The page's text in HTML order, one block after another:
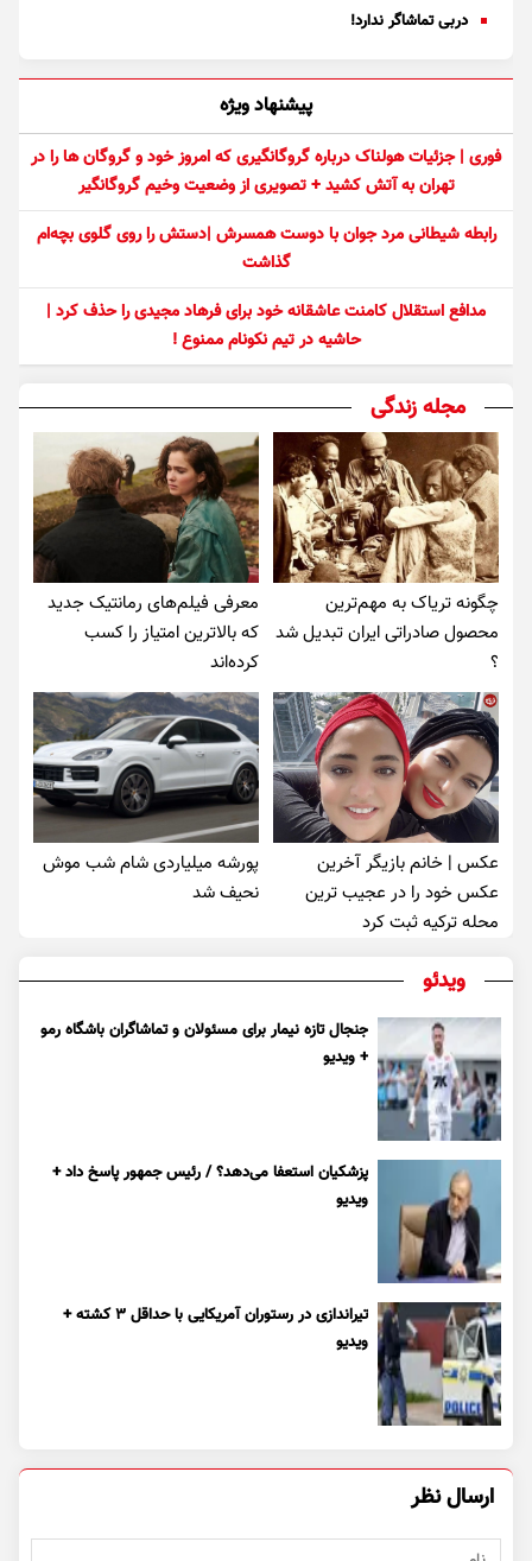
دربی تماشاگر ندارد!
پیشنهاد ویژه
فوری | جزئیات هولناک درباره گروگانگیری که امروز خود و گروگان ها را در
تهران به آتش کشید + تصویری از وضعیت وخیم گروگانگیر
رابطه شیطانی مرد جوان با دوست همسرش |دستش را روی گلوی بچه‌ام
گذاشت
مدافع استقلال کامنت عاشقانه خود برای فرهاد مجیدی را حذف کرد |
حاشیه در تیم نکونام ممنوع !
مجله زندگی
چگونه تریاک به مهم‌ترین
محصول صادراتی ایران تبدیل شد
؟
معرفی فیلم‌های رمانتیک جدید
که بالاترین امتیاز را کسب
کرده‌اند
عکس | خانم بازیگر آخرین
عکس خود را در عجیب ترین
محله ترکیه ثبت کرد
پورشه میلیاردی شام شب موش‌
نحیف شد
ویدئو
جنجال تازه نیمار برای مسئولان و تماشاگران باشگاه رمو
+ ویدیو
پزشکیان استعفا می‌دهد؟ / رئیس جمهور پاسخ داد +
ویدیو
تیراندازی در رستوران آمریکایی با حداقل ۳ کشته +
ویدیو
ارسال نظر